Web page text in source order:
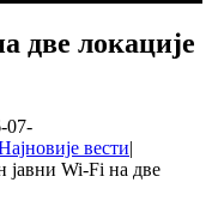
две локације
07-
вести|
јавни Wi-Fi на две